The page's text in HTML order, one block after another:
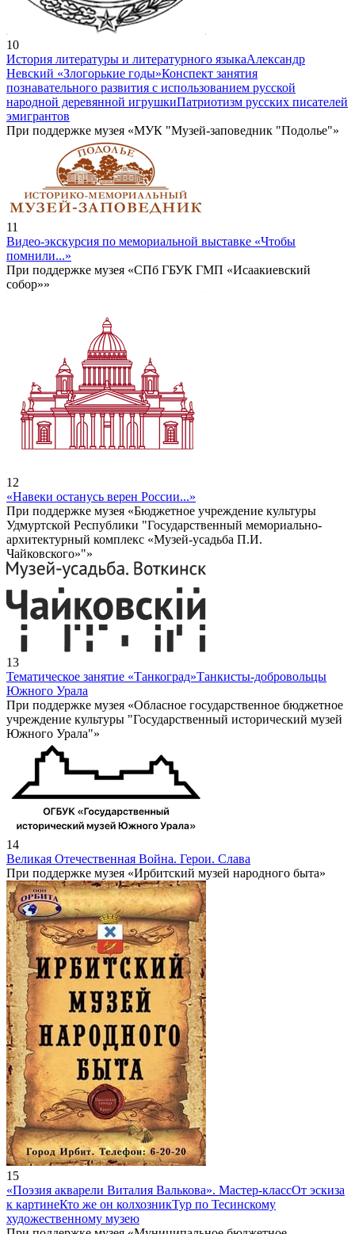
10
История литературы и литературного языкаАлександр
Невский «Злогорькие годы»Конспект занятия
познавательного развития с использованием русской
народной деревянной игрушкиПатриотизм русских писателей
эмигрантов
При поддержке музея «МУК "Музей-заповедник "Подолье"»
11
Видео-экскурсия по мемориальной выставке «Чтобы
помнили...»
При поддержке музея «СПб ГБУК ГМП «Исаакиевский
собор»»
12
«Навеки останусь верен России...»
При поддержке музея «Бюджетное учреждение культуры
Удмуртской Республики "Государственный мемориально-
архитектурный комплекс «Музей-усадьба П.И.
Чайковского»"»
13
Тематическое занятие «Танкоград»Танкисты-добровольцы
Южного Урала
При поддержке музея «Обласное государственное бюджетное
учреждение культуры "Государственный исторический музей
Южного Урала"»
14
Великая Отечественная Война. Герои. Слава
При поддержке музея «Ирбитский музей народного быта»
15
«Поэзия акварели Виталия Валькова». Мастер-классОт эскиза
к картинеКто же он колхозникТур по Тесинскому
художественному музею